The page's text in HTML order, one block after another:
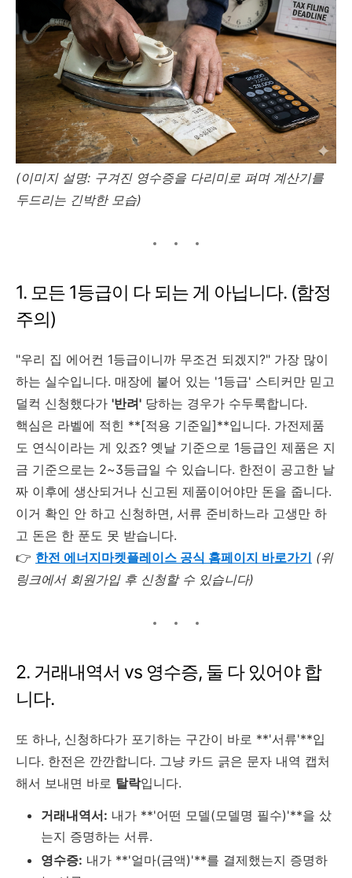
(이미지 설명: 구겨진 영수증을 다리미로 펴며 계산기를
두드리는 긴박한 모습)
1. 모든 1등급이 다 되는 게 아닙니다. (함정
주의)
"우리 집 에어컨 1등급이니까 무조건 되겠지?" 가장 많이
하는 실수입니다. 매장에 붙어 있는 '1등급' 스티커만 믿고
덜컥 신청했다가 '반려' 당하는 경우가 수두룩합니다.
핵심은 라벨에 적힌 **[적용 기준일]**입니다. 가전제품
도 연식이라는 게 있죠? 옛날 기준으로 1등급인 제품은 지
금 기준으로는 2~3등급일 수 있습니다. 한전이 공고한 날
짜 이후에 생산되거나 신고된 제품이어야만 돈을 줍니다.
이거 확인 안 하고 신청하면, 서류 준비하느라 고생만 하
고 돈은 한 푼도 못 받습니다.
👉 한전 에너지마켓플레이스 공식 홈페이지 바로가기 (위
링크에서 회원가입 후 신청할 수 있습니다)
2. 거래내역서 vs 영수증, 둘 다 있어야 합
니다.
또 하나, 신청하다가 포기하는 구간이 바로 **'서류'**입
니다. 한전은 깐깐합니다. 그냥 카드 긁은 문자 내역 캡처
해서 보내면 바로 탈락입니다.
거래내역서: 내가 **'어떤 모델(모델명 필수)'**을 샀
는지 증명하는 서류.
영수증: 내가 **'얼마(금액)'**를 결제했는지 증명하